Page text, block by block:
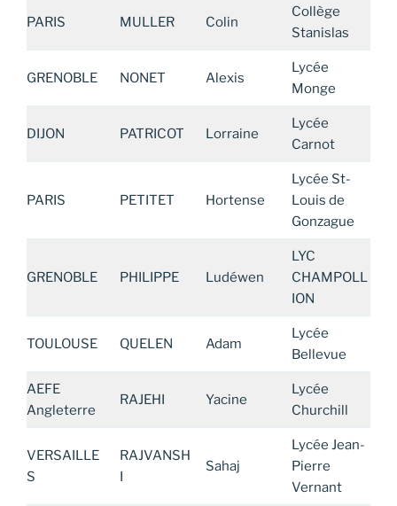
PARIS MULLER Colin
Collège
Stanislas
GRENOBLE NONET Alexis
Lycée
Monge
DIJON PATRICOT Lorraine
Lycée
Carnot
PARIS PETITET Hortense
Lycée St-
Louis de
Gonzague
GRENOBLE PHILIPPE Ludéwen
LYC
CHAMPOLL
ION
TOULOUSE QUELEN Adam
Lycée
Bellevue
AEFE
Angleterre
RAJEHI Yacine
Lycée
Churchill
VERSAILLE
S
RAJVANSH
I
Sahaj
Lycée Jean-
Pierre
Vernant